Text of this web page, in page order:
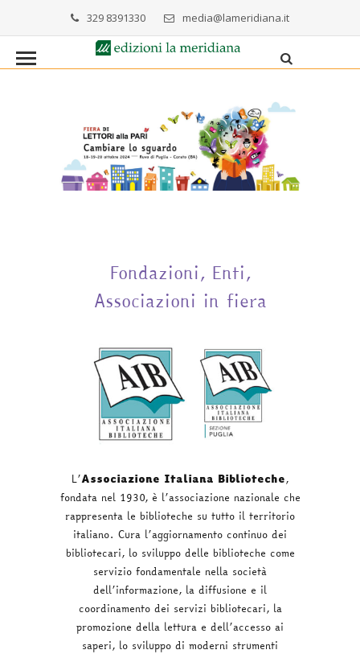
329 8391330 media@lameridiana.it
Fondazioni, Enti,
Associazioni in fiera
L’Associazione Italiana Biblioteche,
fondata nel 1930, è l’associazione nazionale che
rappresenta le biblioteche su tutto il territorio
italiano. Cura l’aggiornamento continuo dei
bibliotecari, lo sviluppo delle biblioteche come
servizio fondamentale nella società
dell’informazione, la diffusione e il
coordinamento dei servizi bibliotecari, la
promozione della lettura e dell’accesso ai
saperi, lo sviluppo di moderni strumenti